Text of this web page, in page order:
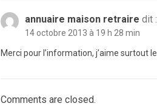
annuaire maison retraire dit :
14 octobre 2013 à 19 h 28 min
Merci pour l’information, j’aime surtout
Comments are closed.